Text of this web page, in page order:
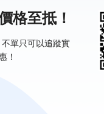
格至抵！
單只可以追蹤實
！